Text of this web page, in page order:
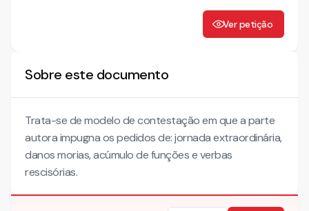
Ver petição
Sobre este documento
Trata-se de modelo de contestação em que a parte
autora impugna os pedidos de: jornada extraordinária,
danos morias, acúmulo de funções e verbas
rescisórias.